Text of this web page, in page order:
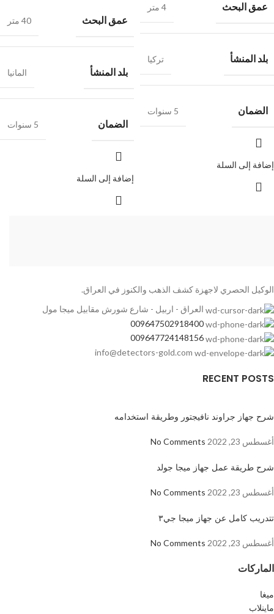
عمق البحث 4 متر
بلد المنشأ تركيا
الضمان 5 سنوات
إضافة إلى السلة
عمق البحث 40 متر
بلد المنشأ المانيا
الضمان 5 سنوات
إضافة إلى السلة
الوكيل الحصري لاجهزة كشف الذهب والكنوز في العراق.
العراق - اربيل - شارع شورش مقابيل ميجا مول
009647502918400
009647724148156
info@detectors-gold.com
RECENT POSTS
شرح جهاز جراوند نافيجتور وطريقة استخدامه
أغسطس 23, 2022 No Comments
شرح طريقة عمل جهاز ميجا جولد
أغسطس 23, 2022 No Comments
تتدريب كامل عن جهاز ميجا جي٣
أغسطس 23, 2022 No Comments
الماركات
ميغا
ماينلاب